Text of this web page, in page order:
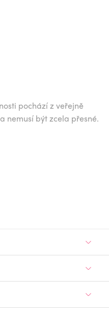
pochází z veřejně
nemusí být zcela přesné.